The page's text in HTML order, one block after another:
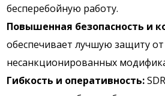
бесперебойную работу.
Повышенная безопасность и
обеспечивает лучшую защиту
несанкционированных
Гибкость и оперативность: